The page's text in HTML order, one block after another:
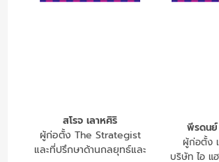
สโรจ เลาหศิริ
ผู้ก่อตั้ง The Strategist
และที่ปรึกษาด้านกลยุทธ์และ
พีรดนย์
ผู้ก่อตั้ง
บริษัท ไอ